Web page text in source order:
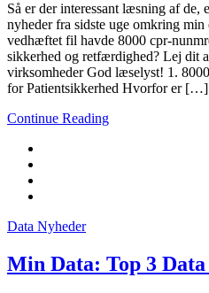
Så er der interessant læsning af de,
nyheder fra sidste uge omkring
vedhæftet fil havde 8000 cpr-
sikkerhed og retfærdighed? Lej dit
virksomheder God læselyst! 1.
for Patientsikkerhed Hvorfor er […]
Continue Reading
Data Nyheder
Min Data: Top 3 Data